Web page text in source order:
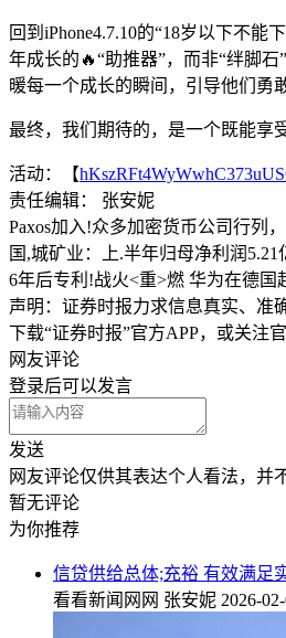
回到iPhone4.7.10的“18岁以下不
年成长的🔥“助推器”，而非“绊脚
暖每一个成长的瞬间，引导他们勇
最终，我们期待的，是一个既能享
活动：【
责任编辑： 张安妮
Paxos加入!众多加密货币公司行列
国,城矿业：上.半年归母净利润5.21
6年后专利!战火<重>燃 华为在德国
声明：证券时报力求信息真实、准
下载“证券时报”官方APP，或关注
网友评论
登录后可以发言
发送
网友评论仅供其表达个人看法，并
暂无评论
为你推荐
信贷供给总体;充裕 有效满足
看看新闻网网 张安妮 2026-